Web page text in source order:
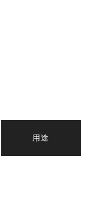
用途